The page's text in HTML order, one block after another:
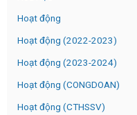
Hoạt động
Hoạt động (2022-2023)
Hoạt động (2023-2024)
Hoạt động (CONGDOAN)
Hoạt động (CTHSSV)